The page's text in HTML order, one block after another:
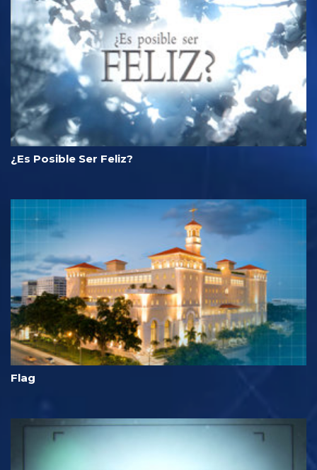
¿Es Posible Ser Feliz?
Flag